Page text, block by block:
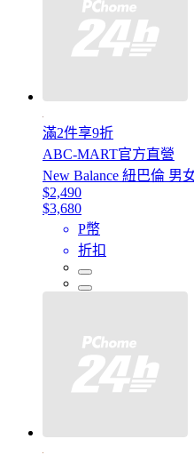
滿2件享9折
ABC-MART官方直營
New Balance 紐巴倫 男
$2,490
$3,680
P幣
折扣